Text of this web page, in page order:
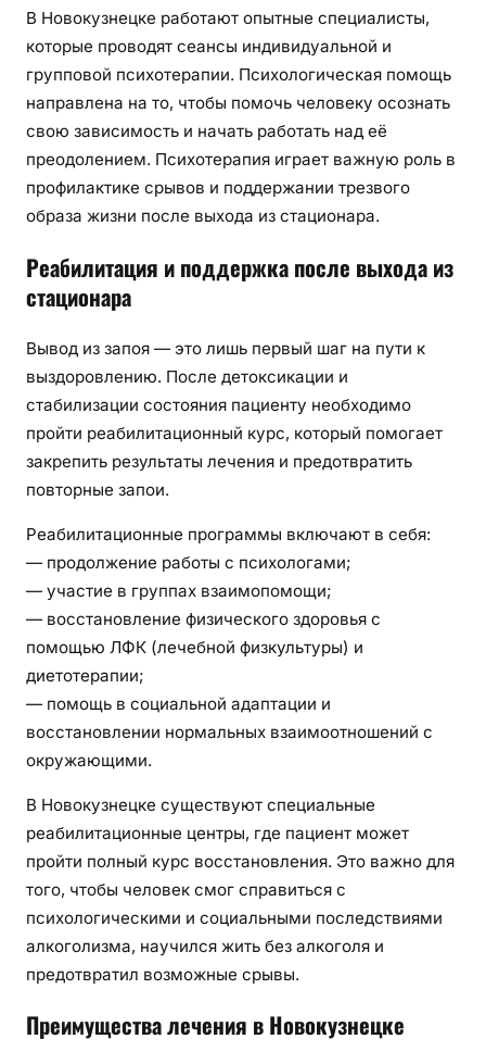
В Новокузнецке работают опытные специалисты,
которые проводят сеансы индивидуальной и
групповой психотерапии. Психологическая помощь
направлена на то, чтобы помочь человеку осознать
свою зависимость и начать работать над её
преодолением. Психотерапия играет важную роль в
профилактике срывов и поддержании трезвого
образа жизни после выхода из стационара.
Реабилитация и поддержка после выхода из
стационара
Вывод из запоя — это лишь первый шаг на пути к
выздоровлению. После детоксикации и
стабилизации состояния пациенту необходимо
пройти реабилитационный курс, который помогает
закрепить результаты лечения и предотвратить
повторные запои.
Реабилитационные программы включают в себя:
— продолжение работы с психологами;
— участие в группах взаимопомощи;
— восстановление физического здоровья с
помощью ЛФК (лечебной физкультуры) и
диетотерапии;
— помощь в социальной адаптации и
восстановлении нормальных взаимоотношений с
окружающими.
В Новокузнецке существуют специальные
реабилитационные центры, где пациент может
пройти полный курс восстановления. Это важно для
того, чтобы человек смог справиться с
психологическими и социальными последствиями
алкоголизма, научился жить без алкоголя и
предотвратил возможные срывы.
Преимущества лечения в Новокузнецке